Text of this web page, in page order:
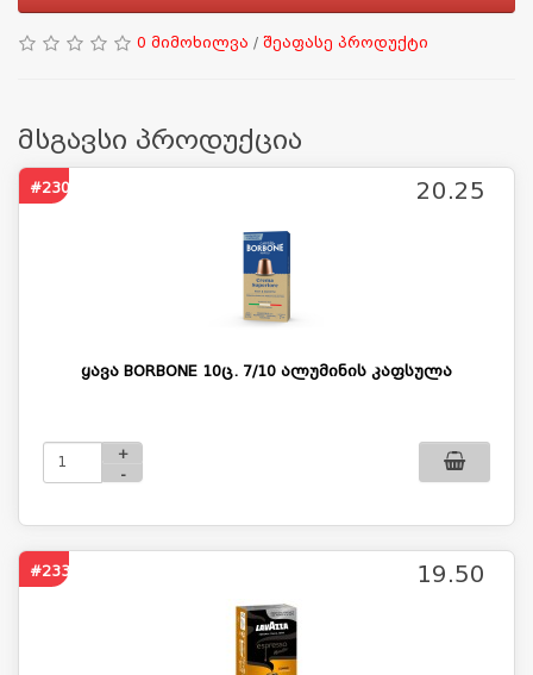
0 მიმოხილვა / შეაფასე პროდუქტი
მსგავსი პროდუქცია
#2304 20.25
ყავა BORBONE 10ც. 7/10 ალუმინის კაფსულა
+
-
#2339 19.50